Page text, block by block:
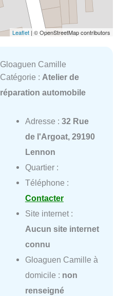
Leaflet | © OpenStreetMap contributors
Gloaguen Camille
Catégorie : Atelier de
réparation automobile
Adresse : 32 Rue
de l'Argoat, 29190
Lennon
Quartier :
Téléphone :
Contacter
Site internet :
Aucun site internet
connu
Gloaguen Camille à
domicile : non
renseigné